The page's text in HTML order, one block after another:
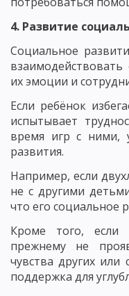
4. Развитие
Социальное
их эмоции и
Если ребёнок
испытывает
время игр с ними,
развития.
Например, если
не с другими
что его социальное
Кроме того,
прежнему не
чувства других
поддержка для